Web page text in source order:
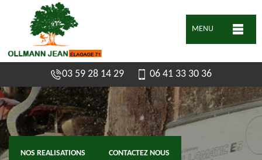
MENU
03 59 28 14 29 06 41 33 30 36
NOS REALISATIONS CONTACTEZ NOUS